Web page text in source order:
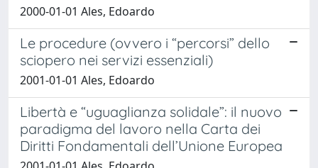
2000-01-01 Ales, Edoardo
Le procedure (ovvero i “percorsi” dello
sciopero nei servizi essenziali)
2001-01-01 Ales, Edoardo
Libertà e “uguaglianza solidale”: il nuovo
paradigma del lavoro nella Carta dei
Diritti Fondamentali dell’Unione Europea